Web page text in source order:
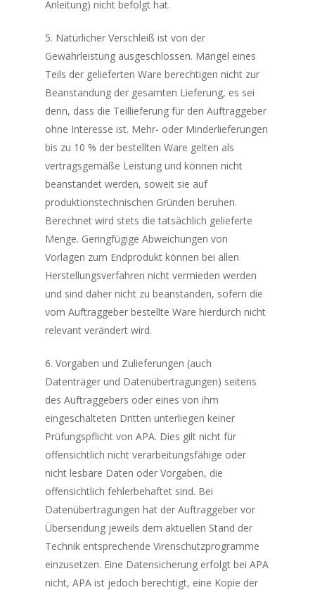
Anleitung) nicht befolgt hat.
5. Natürlicher Verschleiß ist von der
Gewährleistung ausgeschlossen. Mängel eines
Teils der gelieferten Ware berechtigen nicht zur
Beanstandung der gesamten Lieferung, es sei
denn, dass die Teillieferung für den Auftraggeber
ohne Interesse ist. Mehr- oder Minderlieferungen
bis zu 10 % der bestellten Ware gelten als
vertragsgemäße Leistung und können nicht
beanstandet werden, soweit sie auf
produktionstechnischen Gründen beruhen.
Berechnet wird stets die tatsächlich gelieferte
Menge. Geringfügige Abweichungen von
Vorlagen zum Endprodukt können bei allen
Herstellungsverfahren nicht vermieden werden
und sind daher nicht zu beanstanden, sofern die
vom Auftraggeber bestellte Ware hierdurch nicht
relevant verändert wird.
6. Vorgaben und Zulieferungen (auch
Datenträger und Datenübertragungen) seitens
des Auftraggebers oder eines von ihm
eingeschalteten Dritten unterliegen keiner
Prüfungspflicht von APA. Dies gilt nicht für
offensichtlich nicht verarbeitungsfähige oder
nicht lesbare Daten oder Vorgaben, die
offensichtlich fehlerbehaftet sind. Bei
Datenübertragungen hat der Auftraggeber vor
Übersendung jeweils dem aktuellen Stand der
Technik entsprechende Virenschutzprogramme
einzusetzen. Eine Datensicherung erfolgt bei APA
nicht, APA ist jedoch berechtigt, eine Kopie der